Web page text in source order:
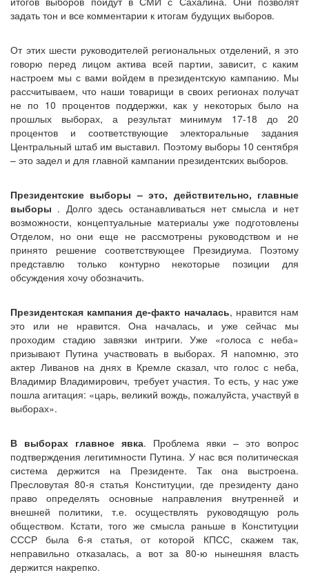
задать тон и все комментарии к итогам будущих выборов.
От этих шести руководителей региональных отделений, я это
говорю перед лицом актива всей партии, зависит, с каким
настроем мы с вами войдем в президентскую кампанию. Мы
рассчитываем, что наши товарищи в своих регионах получат
не по 10 процентов поддержки, как у некоторых было на
прошлых выборах, а результат минимум 17-18 до 20
процентов и соответствующие электоральные задания
Центральный штаб им выставил. Поэтому выборы 10 сентября
– это задел и для главной кампании президентских выборов.
Президентские выборы – это, действительно, главные
выборы . Долго здесь останавливаться нет смысла и нет
возможности, концептуальные материалы уже подготовлены
Отделом, но они еще не рассмотрены руководством и не
принято решение соответствующее Президиума. Поэтому
представлю только контурно некоторые позиции для
обсуждения хочу обозначить.
Президентская кампания де-факто началась, нравится нам
это или не нравится. Она началась, и уже сейчас мы
проходим стадию завязки интриги. Уже «голоса с неба»
призывают Путина участвовать в выборах. Я напомню, это
актер Ливанов на днях в Кремле сказал, что голос с неба,
Владимир Владимирович, требует участия. То есть, у нас уже
пошла агитация: «царь, великий вождь, пожалуйста, участвуй в
выборах».
В выборах главное явка. Проблема явки – это вопрос
подтверждения легитимности Путина. У нас вся политическая
система держится на Президенте. Так она выстроена.
Пресловутая 80-я статья Конституции, где президенту дано
право определять основные направления внутренней и
внешней политики, т.е. осуществлять руководящую роль
обществом. Кстати, того же смысла раньше в Конституции
СССР была 6-я статья, от которой КПСС, скажем так,
неправильно отказалась, а вот за 80-ю нынешняя власть
держится накрепко.